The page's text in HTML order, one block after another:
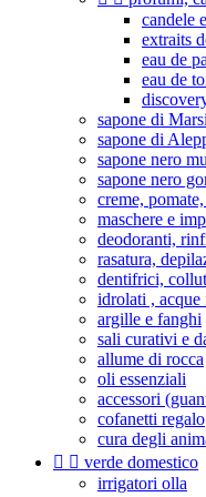
candele
extraits
eau de
eau de
sapone di
sapone di
sapone nero
sapone nero
creme,
maschere e
deodoranti,
rasatura,
dentifrici,
idrolati , acque
argille e fanghi
sali curativi e
allume di rocca
oli essenziali
accessori
cofanetti regalo
cura degli
  verde domestico
irrigatori olla